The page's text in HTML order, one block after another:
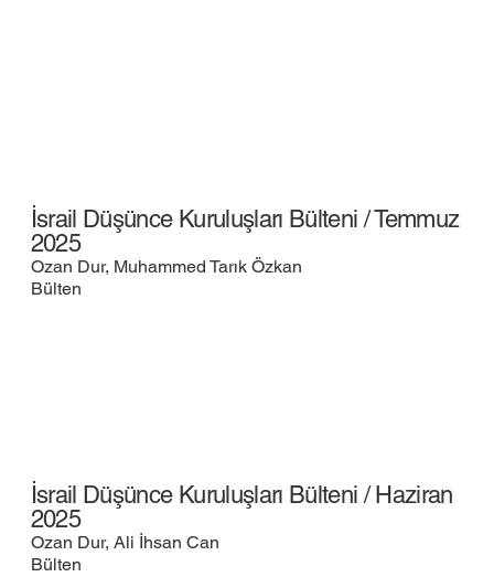
İsrail Düşünce Kuruluşları Bülteni / Temmuz
2025
Ozan Dur, Muhammed Tarık Özkan
Bülten
İsrail Düşünce Kuruluşları Bülteni / Haziran
2025
Ozan Dur, Ali İhsan Can
Bülten